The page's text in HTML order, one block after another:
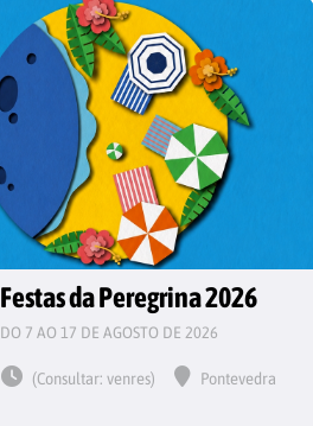
Festas da Peregrina 2026
DO 7 AO 17 DE AGOSTO DE 2026
(Consultar: venres) Pontevedra